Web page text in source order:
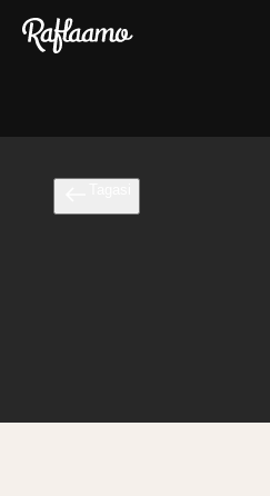
Liigu peamise sisu juurde